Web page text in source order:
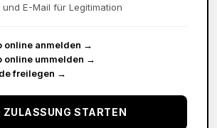
und E-Mail für Legitimation
online anmelden →
online ummelden →
freilegen →
ZULASSUNG STARTEN